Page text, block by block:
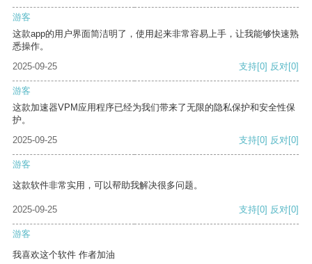
游客
这款app的用户界面简洁明了，使用起来非常容易上手，让我能够快速熟
悉操作。
2025-09-25
支持[0] 反对[0]
游客
这款加速器VPM应用程序已经为我们带来了无限的隐私保护和安全性保
护。
2025-09-25
支持[0] 反对[0]
游客
这款软件非常实用，可以帮助我解决很多问题。
2025-09-25 支持[0] 反对[0]
游客
我喜欢这个软件 作者加油